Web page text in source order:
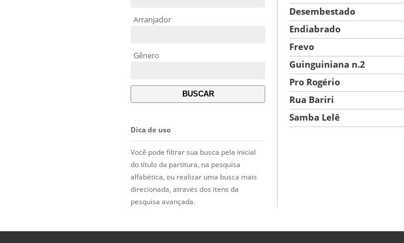
Arranjador
Gênero
Dica de uso
Você pode filtrar sua busca pela inicial
do título da partitura, na pesquisa
alfabética, ou realizar uma busca mais
direcionada, através dos itens da
pesquisa avançada.
Desembestado
Endiabrado
Frevo
Guinguiniana n.2
Pro Rogério
Rua Bariri
Samba Lelê